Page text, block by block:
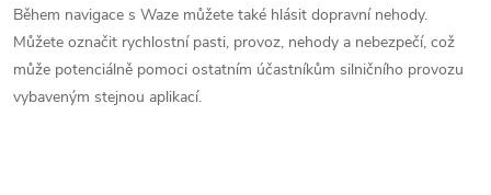
Během navigace s Waze můžete také hlásit dopravní nehody.
Můžete označit rychlostní pasti, provoz, nehody a nebezpečí, což
může potenciálně pomoci ostatním účastníkům silničního provozu
vybaveným stejnou aplikací.